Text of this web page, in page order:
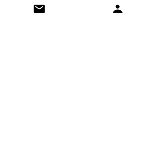
immédiates à un processus approfondi de